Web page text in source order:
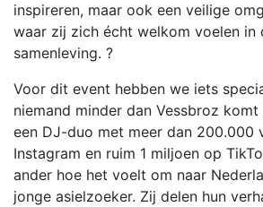
inspireren, maar ook een veilige
waar zij zich écht welkom voelen in
samenleving. ?
Voor dit event hebben we iets
niemand minder dan Vessbroz komt
een DJ-duo met meer dan 200.000
Instagram en ruim 1 miljoen op
ander hoe het voelt om naar
jonge asielzoeker. Zij delen hun